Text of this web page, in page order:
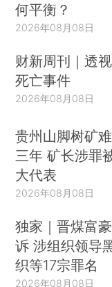
何平衡？
2026年08月08日
财新周刊｜透
死亡事件
2026年08月08日
贵州山脚树矿
三年 矿长涉罪
大代表
2026年08月08日
独家｜晋煤富
诉 涉组织领导
织等17宗罪名
2026年08月08日